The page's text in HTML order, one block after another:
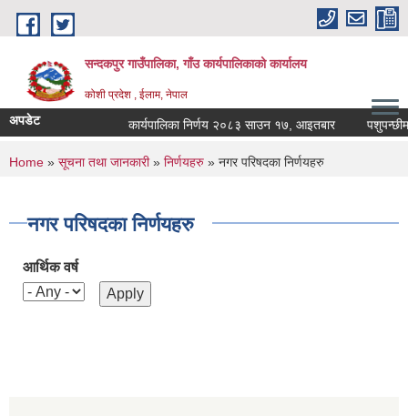
Skip to main content
सन्दकपुर गाउँपालिका, गाँउ कार्यपालिकाको कार्यालय
कोशी प्रदेश , ईलाम, नेपाल
अपडेट कार्यपालिका निर्णय २०८३ साउन १७, आइतबार पशुपन्छीमा
You are here
Home » सूचना तथा जानकारी» निर्णयहरु » नगर परिषदका निर्णयहरु
नगर परिषदका निर्णयहरु
आर्थिक वर्ष